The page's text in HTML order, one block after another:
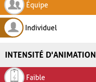
Équipe
Individuel
INTENSITÉ D'ANIMATION
Faible